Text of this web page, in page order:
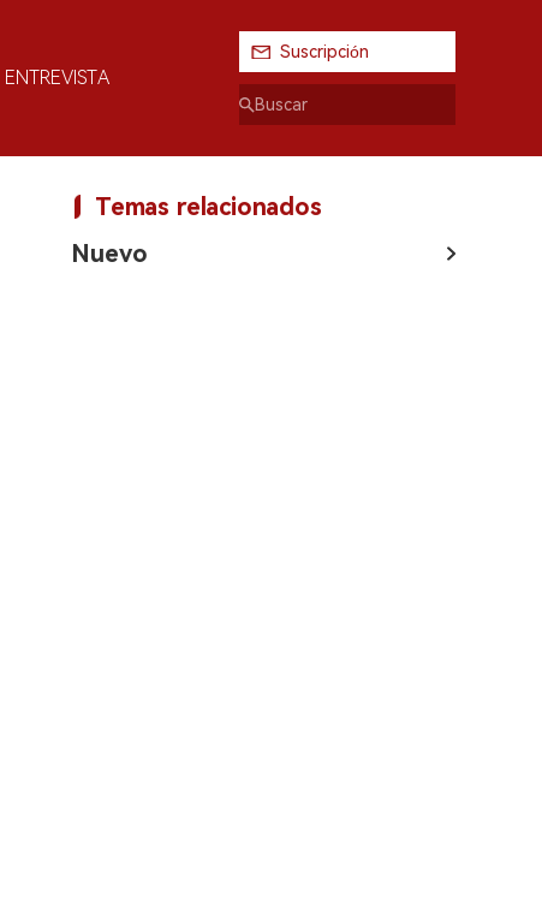
ENTREVISTA
Suscripción
Temas relacionados
Nuevo